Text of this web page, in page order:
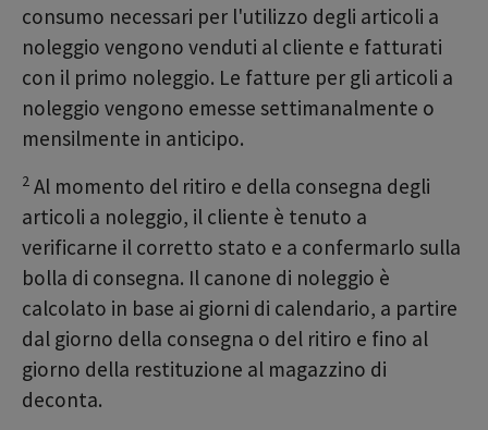
consumo necessari per l'utilizzo degli articoli a
noleggio vengono venduti al cliente e fatturati
con il primo noleggio. Le fatture per gli articoli a
noleggio vengono emesse settimanalmente o
mensilmente in anticipo.
2 Al momento del ritiro e della consegna degli
articoli a noleggio, il cliente è tenuto a
verificarne il corretto stato e a confermarlo sulla
bolla di consegna. Il canone di noleggio è
calcolato in base ai giorni di calendario, a partire
dal giorno della consegna o del ritiro e fino al
giorno della restituzione al magazzino di
deconta.